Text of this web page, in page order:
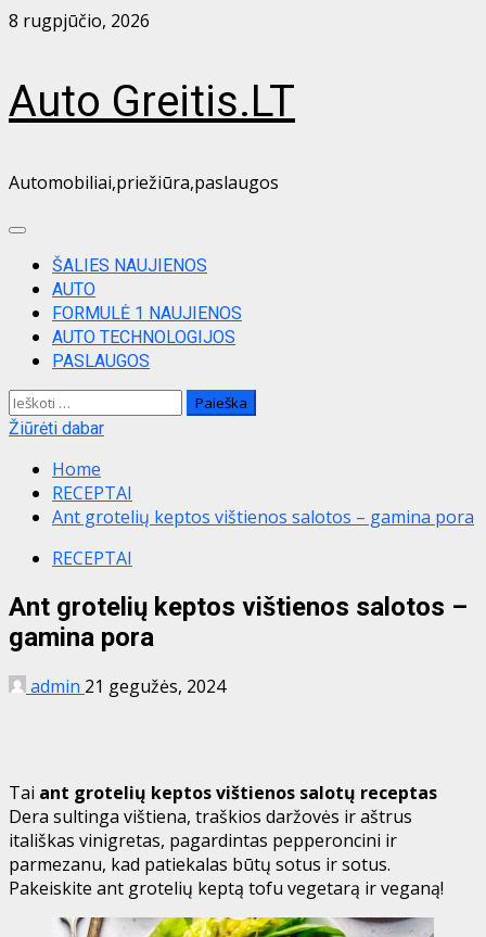
Skip
8 rugpjūčio, 2026
Auto Greitis.LT
Automobiliai,priežiūra,paslaugos
Primary
MenuŠALIES NAUJIENOS
AUTO
FORMULĖ 1 NAUJIENOS
AUTO TECHNOLOGIJOS
PASLAUGOS
Ieškoti:
Žiūrėti dabar
Home
RECEPTAI
Ant grotelių keptos vištienos salotos – gamina pora
RECEPTAI
Ant grotelių keptos vištienos salotos –
gamina pora
admin 21 gegužės, 2024
Tai ant grotelių keptos vištienos salotų receptas
Dera sultinga vištiena, traškios daržovės ir aštrus
itališkas vinigretas, pagardintas pepperoncini ir
parmezanu, kad patiekalas būtų sotus ir sotus.
Pakeiskite ant grotelių keptą tofu vegetarą ir veganą!